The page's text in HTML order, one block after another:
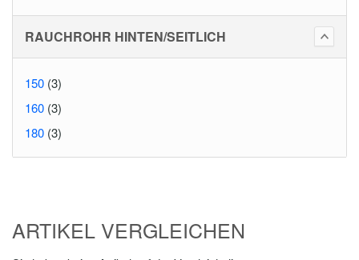
RAUCHROHR HINTEN/SEITLICH
150 (3)
160 (3)
180 (3)
ARTIKEL VERGLEICHEN